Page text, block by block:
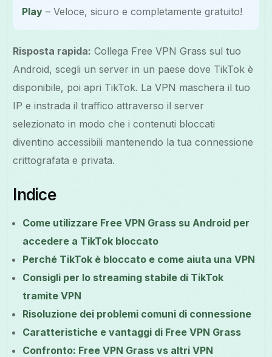
Play – Veloce, sicuro e completamente gratuito!
Risposta rapida: Collega Free VPN Grass sul tuo
Android, scegli un server in un paese dove TikTok è
disponibile, poi apri TikTok. La VPN maschera il tuo
IP e instrada il traffico attraverso il server
selezionato in modo che i contenuti bloccati
diventino accessibili mantenendo la tua connessione
crittografata e privata.
Indice
Come utilizzare Free VPN Grass su Android per
accedere a TikTok bloccato
Perché TikTok è bloccato e come aiuta una VPN
Consigli per lo streaming stabile di TikTok
tramite VPN
Risoluzione dei problemi comuni di connessione
Caratteristiche e vantaggi di Free VPN Grass
Confronto: Free VPN Grass vs altri VPN